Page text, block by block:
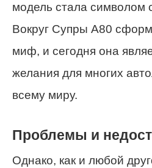
модель стала символом
Вокруг Супры A80
миф, и сегодня она
желания для многих
всему миру.
Проблемы и
Однако, как и любой